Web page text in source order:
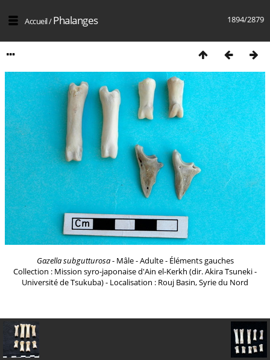
1894/2879
Accueil/Phalanges
Gazella subgutturosa- Mâle - Adulte - Éléments gauches
Collection : Mission syro-japonaise d'Ain el-Kerkh (dir. Akira Tsuneki -
Université de Tsukuba) - Localisation : Rouj Basin, Syrie du Nord